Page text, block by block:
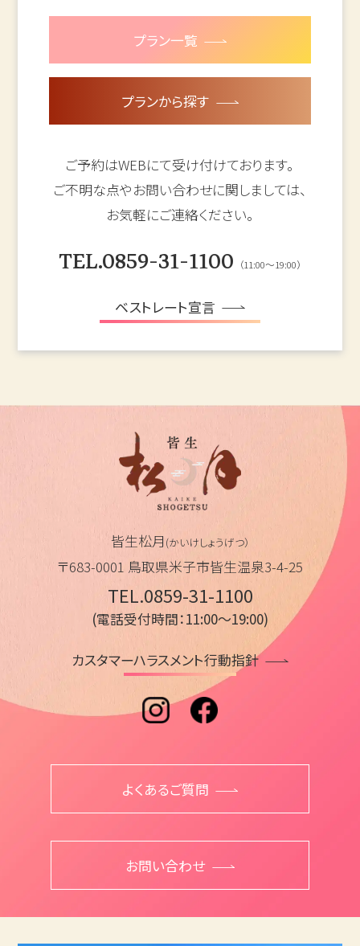
プラン一覧
プランから探す
ご予約はWEBにて受け付けております。
ご不明な点やお問い合わせに関しましては、
お気軽にご連絡ください。
TEL.0859-31-1100 （11:00～19:00）
ベストレート宣言
皆生松月(かいけしょうげつ）
〒683-0001 鳥取県米子市皆生温泉3-4-25
TEL.0859-31-1100
(電話受付時間：11:00～19:00)
カスタマーハラスメント行動指針
よくあるご質問
お問い合わせ